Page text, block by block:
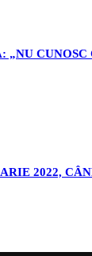
2022,